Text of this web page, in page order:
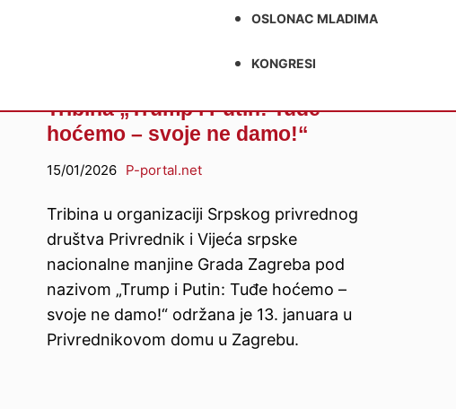
OSLONAC MLADIMA
KONGRESI
Tribina „Trump i Putin: Tuđe
hoćemo – svoje ne damo!“
15/01/2026 P-portal.net
Tribina u organizaciji Srpskog privrednog
društva Privrednik i Vijeća srpske
nacionalne manjine Grada Zagreba pod
nazivom „Trump i Putin: Tuđe hoćemo –
svoje ne damo!“ održana je 13. januara u
Privrednikovom domu u Zagrebu.